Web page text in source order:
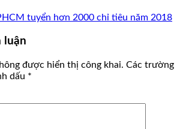
tuyển hơn 2000 chỉ tiêu năm 2018
luận
được hiển thị công khai. Các trường
dấu *